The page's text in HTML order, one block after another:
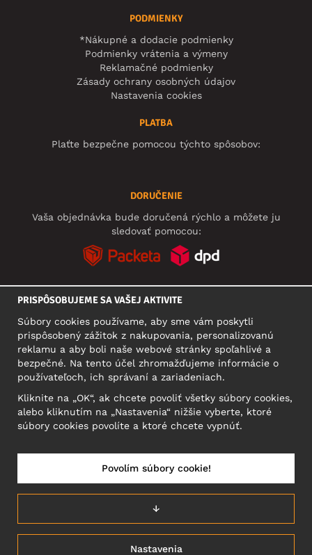
PODMIENKY
*Nákupné a dodacie podmienky
Podmienky vrátenia a výmeny
Reklamačné podmienky
Zásady ochrany osobných údajov
Nastavenia cookies
PLATBA
Plaťte bezpečne pomocou týchto spôsobov:
DORUČENIE
Vaša objednávka bude doručená rýchlo a môžete ju
sledovať pomocou:
SÍDLO
Narva mnt 5, EE-10117 Tallinn
Reg: 12356245
SLOVENSKO/SLOVENČINA
PRISPÔSOBUJEME SA VAŠEJ AKTIVITE
Súbory cookies používame, aby sme vám poskytli
prispôsobený zážitok z nakupovania, personalizovanú
reklamu a aby boli naše webové stránky spoľahlivé a
bezpečné. Na tento účel zhromažďujeme informácie o
používateľoch, ich správaní a zariadeniach.
Kliknite na „OK“, ak chcete povoliť všetky súbory cookies,
alebo kliknutím na „Nastavenia“ nižšie vyberte, ktoré
súbory cookies povolíte a ktoré chcete vypnúť.
Nastavenia
↓
Povolím súbory cookie!